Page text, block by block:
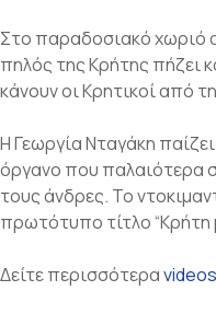
Στο παραδοσιακό χωριό
πηλός της Κρήτης πήζει
κάνουν οι Κρητικοί από
Η Γεωργία Νταγάκη
όργανο που παλαιότερα
τους άνδρες. Το
πρωτότυπο τίτλο “Κρήτη
Δείτε περισσότερα